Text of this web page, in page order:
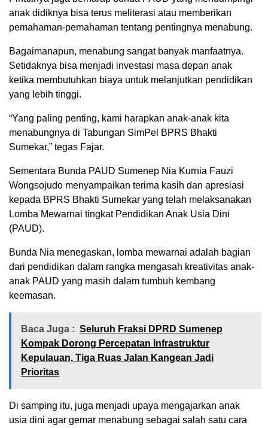
anak didiknya bisa terus meliterasi atau memberikan
pemahaman-pemahaman tentang pentingnya menabung.
Bagaimanapun, menabung sangat banyak manfaatnya.
Setidaknya bisa menjadi investasi masa depan anak
ketika membutuhkan biaya untuk melanjutkan pendidikan
yang lebih tinggi.
“Yang paling penting, kami harapkan anak-anak kita
menabungnya di Tabungan SimPel BPRS Bhakti
Sumekar,” tegas Fajar.
Sementara Bunda PAUD Sumenep Nia Kurnia Fauzi
Wongsojudo menyampaikan terima kasih dan apresiasi
kepada BPRS Bhakti Sumekar yang telah melaksanakan
Lomba Mewarnai tingkat Pendidikan Anak Usia Dini
(PAUD).
Bunda Nia menegaskan, lomba mewarnai adalah bagian
dari pendidikan dalam rangka mengasah kreativitas anak-
anak PAUD yang masih dalam tumbuh kembang
keemasan.
Baca Juga : Seluruh Fraksi DPRD Sumenep
Kompak Dorong Percepatan Infrastruktur
Kepulauan, Tiga Ruas Jalan Kangean Jadi
Prioritas
Di samping itu, juga menjadi upaya mengajarkan anak
usia dini agar gemar menabung sebagai salah satu cara